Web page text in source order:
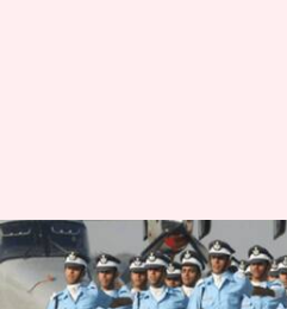
IAF ने जारी किए
एडमिट कार्ड, यहां